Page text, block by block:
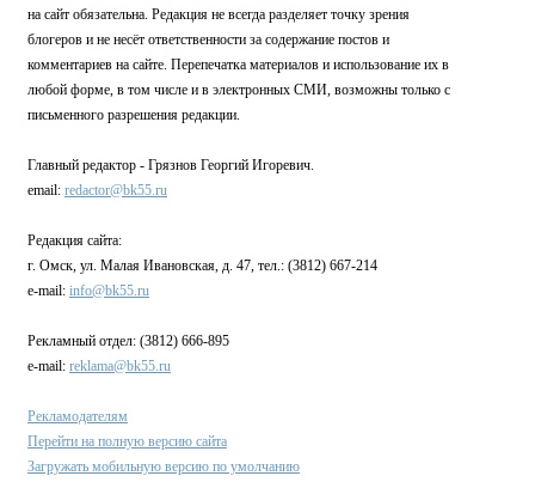
на сайт обязательна. Редакция не всегда разделяет точку зрения
блогеров и не несёт ответственности за содержание постов и
комментариев на сайте. Перепечатка материалов и использование их в
любой форме, в том числе и в электронных СМИ, возможны только с
письменного разрешения редакции.
Главный редактор - Грязнов Георгий Игоревич.
email: redactor@bk55.ru
Редакция сайта:
г. Омск, ул. Малая Ивановская, д. 47, тел.: (3812) 667-214
e-mail: info@bk55.ru
Рекламный отдел: (3812) 666-895
e-mail: reklama@bk55.ru
Рекламодателям
Перейти на полную версию сайта
Загружать мобильную версию по умолчанию